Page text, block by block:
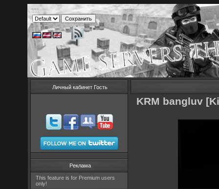
Личный кабинет Гость
Реклама
This feature is for Premium users
only!
KRM bangluv